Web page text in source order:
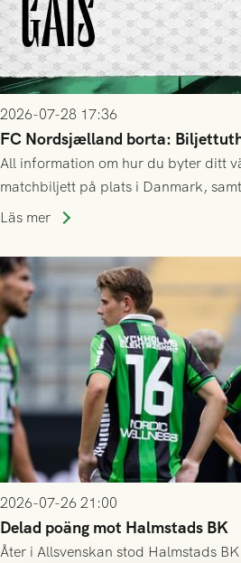
2026-07-28 17:36
FC Nordsjælland borta:
All information om hur du byter ditt
matchbiljett på plats i Danmark,
som står på reservlista eller fått
Läs mer
2026-07-26 21:00
Delad poäng mot Halmstads BK
Åter i Allsvenskan stod Halmstads